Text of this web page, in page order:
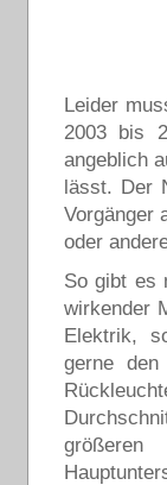
Leider
2003 bis
angeblich
lässt. Der
Vorgänger
oder
So gibt es
wirkender
Elektrik,
gerne